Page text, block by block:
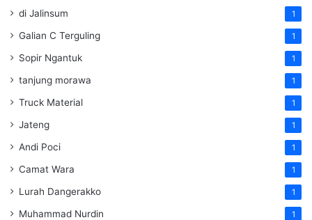
di Jalinsum 1
Galian C Terguling 1
Sopir Ngantuk 1
tanjung morawa 1
Truck Material 1
Jateng 1
Andi Poci 1
Camat Wara 1
Lurah Dangerakko 1
Muhammad Nurdin 1